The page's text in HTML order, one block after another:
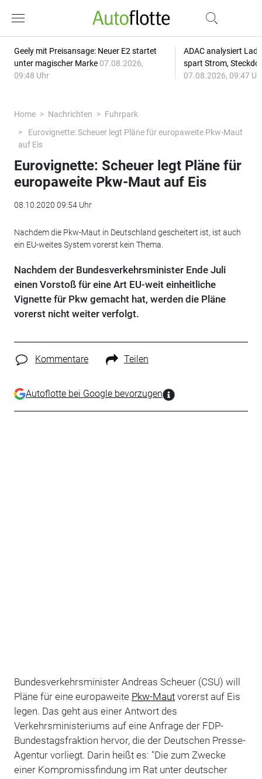
Geely mit Preisansage: Neuer E2 startet
unter magischer Marke 07.08.2026,
09:48 Uhr
ADAC analysiert
spart Strom,
07.08.2026, 09:47
Home Nachrichten
Fuhrpark
Eurovignette: Scheuer legt Pläne für europaweite Pkw-Maut
auf Eis
Eurovignette: Scheuer legt Pläne für
europaweite Pkw-Maut auf Eis
08.10.2020 09:54 Uhr
Nachdem die Pkw-Maut in Deutschland gescheitert ist, ist auch
ein EU-weites System vorerst kein Thema.
Nachdem der Bundesverkehrsminister Ende Juli
einen Vorstoß für eine Art EU-weit einheitliche
Vignette für Pkw gemacht hat, werden die Pläne
vorerst nicht weiter verfolgt.
Kommentare Teilen
Autoflotte bei Google bevorzugen
Bundesverkehrsminister Andreas Scheuer (CSU) will
Pläne für eine europaweite Pkw-Mautvorerst auf Eis
legen. Das geht aus einer Antwort des
Verkehrsministeriums auf eine Anfrage der FDP-
Bundestagsfraktion hervor, die der Deutschen Presse-
Agentur vorliegt. Darin heißt es: "Die zum Zwecke
einer Kompromissfindung im Rat unter deutscher